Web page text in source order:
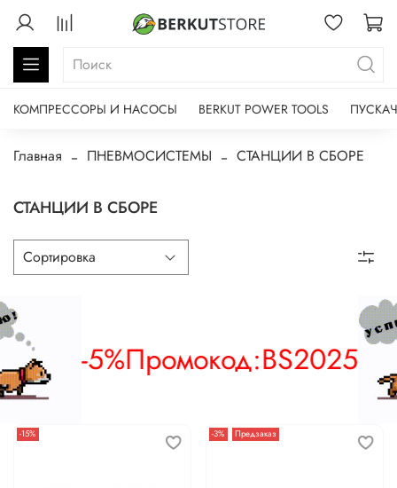
КОМПРЕССОРЫ И НАСОСЫ BERKUT POWER TOOLS
Главная ПНЕВМОСИСТЕМЫ СТАНЦИИ В СБОРЕ
СТАНЦИИ В СБОРЕ
-5%Промокод:BS2025
-15% -3% Предзаказ